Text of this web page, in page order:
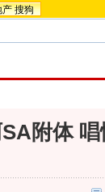
产 搜狗
附体